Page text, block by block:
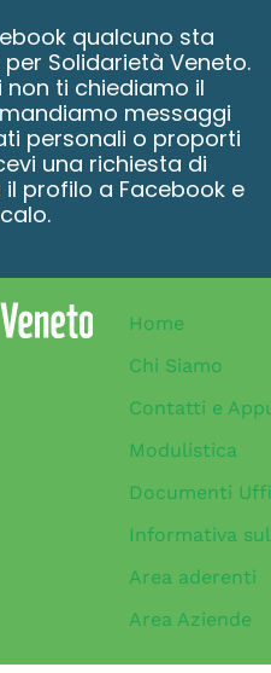
qualcuno sta
Solidarietà Veneto.
non ti chiediamo il
messaggi
personali o proporti
una richiesta di
profilo a Facebook e
Home
Chi Siamo
Contatti e
Modulistica
Documenti
Informativa
Area aderenti
Area Aziende